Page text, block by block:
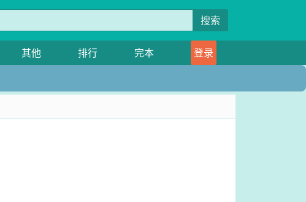
搜索
其他 排行 完本 登录